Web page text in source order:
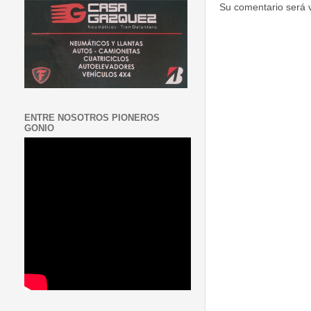
Su comentario será
ENTRE NOSOTROS PIONEROS
GONIO